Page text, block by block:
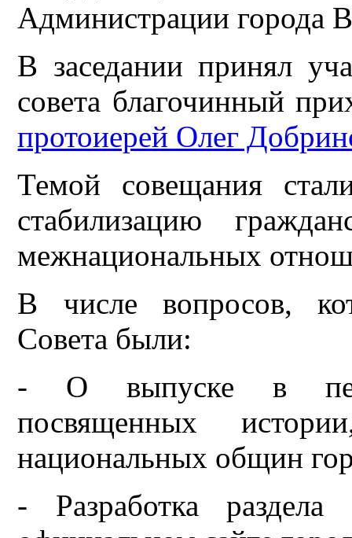
Администрации города
В заседании принял
совета благочинный
протоиерей Олег
Темой совещания
стабилизацию
межнациональных
В числе вопросов,
Совета были:
- О выпуске в
посвященных
национальных общин
- Разработка